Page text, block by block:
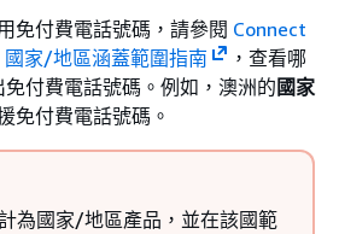
免付費電話號碼，請參閱 Connect
家/地區涵蓋範圍指南
，查看哪
付費電話號碼。例如，澳洲的國家
免付費電話號碼。
為國家/地區產品，並在該國範